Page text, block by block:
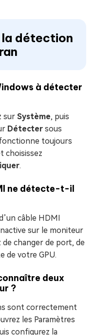
la détection
à détecter
sur Système, puis
Détecter sous
fonctionne toujours
choisissez
.
ne détecte-t-il
câble HDMI
sur le moniteur
changer de port, de
de votre GPU.
deux
?
sont correctement
les Paramètres
configurez la